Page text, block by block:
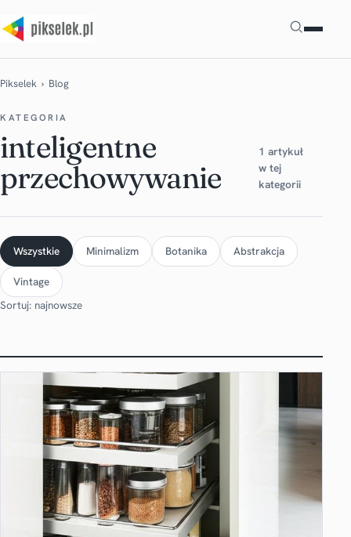
Szukaj
Pikselek › Blog
KATEGORIA
inteligentne
przechowywanie
1 artykuł
w tej
kategorii
Wszystkie Minimalizm Botanika Abstrakcja
Vintage
Sortuj: najnowsze